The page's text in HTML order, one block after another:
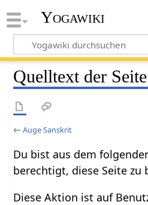
Yogawiki
Quelltext der
←Auge Sanskrit
Du bist aus dem
berechtigt, diese Seite zu
Diese Aktion ist auf